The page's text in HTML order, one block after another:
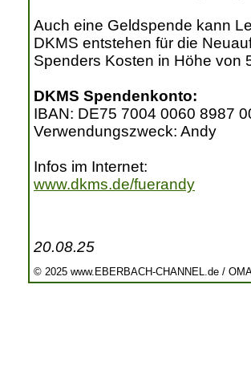
Auch eine Geldspende kann
DKMS entstehen für die
Spenders Kosten in Höhe von
DKMS Spendenkonto:
IBAN: DE75 7004 0060 8987
Verwendungszweck: Andy
Infos im Internet:
www.dkms.de/fuerandy
20.08.25
© 2025 www.EBERBACH-CHANNEL.de /